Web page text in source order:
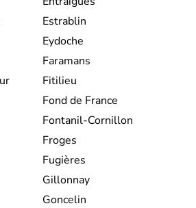
Estrablin
Eydoche
Faramans
Fitilieu
Fond de France
Fontanil-Cornillon
Froges
Fugières
Gillonnay
Goncelin